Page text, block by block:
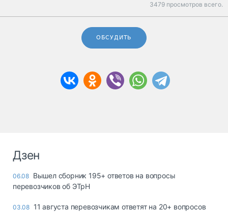
3479 просмотров всего.
ОБСУДИТЬ
Дзен
06.08 Вышел сборник 195+ ответов на вопросы
перевозчиков об ЭТрН
03.08 11 августа перевозчикам ответят на 20+ вопросов